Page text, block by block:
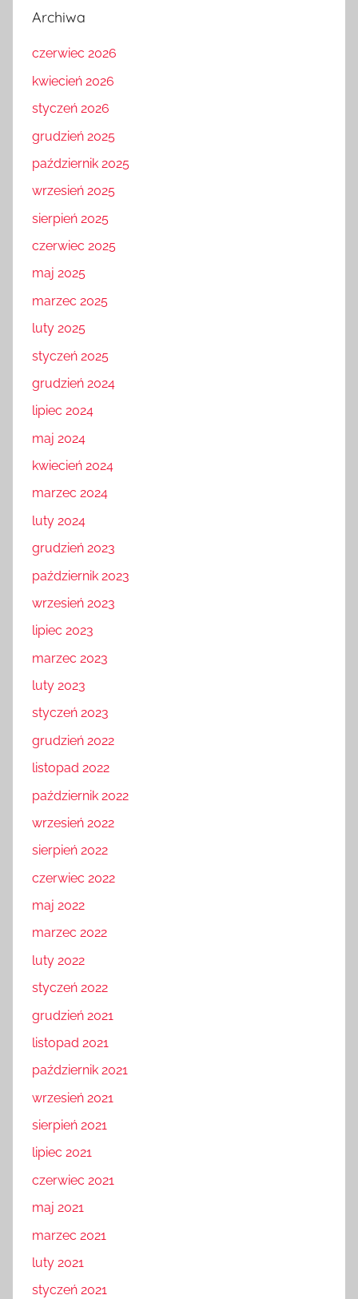
Archiwa
czerwiec 2026
kwiecień 2026
styczeń 2026
grudzień 2025
październik 2025
wrzesień 2025
sierpień 2025
czerwiec 2025
maj 2025
marzec 2025
luty 2025
styczeń 2025
grudzień 2024
lipiec 2024
maj 2024
kwiecień 2024
marzec 2024
luty 2024
grudzień 2023
październik 2023
wrzesień 2023
lipiec 2023
marzec 2023
luty 2023
styczeń 2023
grudzień 2022
listopad 2022
październik 2022
wrzesień 2022
sierpień 2022
czerwiec 2022
maj 2022
marzec 2022
luty 2022
styczeń 2022
grudzień 2021
listopad 2021
październik 2021
wrzesień 2021
sierpień 2021
lipiec 2021
czerwiec 2021
maj 2021
marzec 2021
luty 2021
styczeń 2021